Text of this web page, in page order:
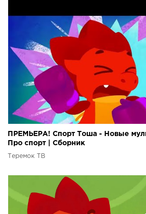
ПРЕМЬЕРА! Спорт Тоша - Новые
Про спорт | Сборник
Теремок ТВ